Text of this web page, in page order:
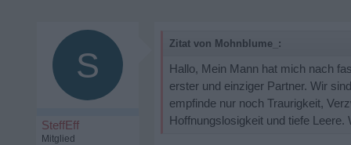
S
SteffEff
Mitglied
Zitat von Mohnblume_:
Hallo, Mein Mann hat mich nach
erster und einziger Partner. Wir
empfinde nur noch Traurigkeit,
Hoffnungslosigkeit und tiefe